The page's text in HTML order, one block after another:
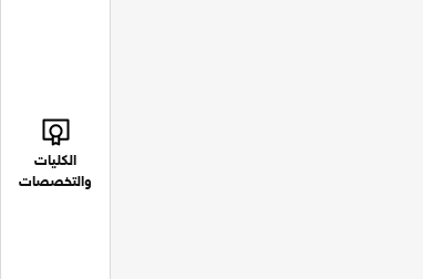
الكليات
والتخصصات